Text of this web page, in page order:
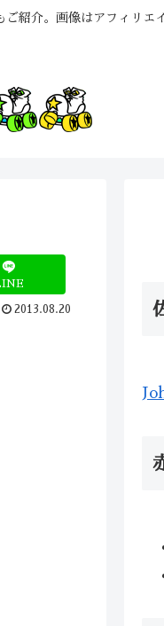
紹介。画像はアフィリエ
LINE
2013.08.20